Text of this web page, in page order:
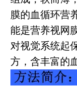
膜的血循环营
能是营养视网
对视觉系统起
方，含丰富的